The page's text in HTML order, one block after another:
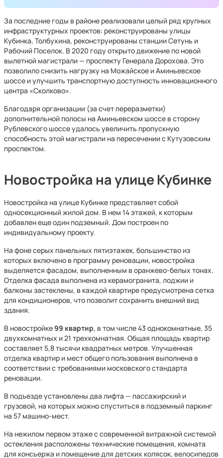
За последние годы в районе реализовали целый ряд крупных
инфраструктурных проектов: реконструированы улицы
Кубинка, Толбухина, реконструированы станции Сетунь и
Рабочий Поселок. В 2020 году открыто движение по новой
вылетной магистрали — проспекту Генерала Дорохова. Это
позволило снизить нагрузку на Можайское и Аминьевское
шоссе и улучшить транспортную доступность инновационного
центра «Сколково».
Благодаря организации (за счет переразметки)
дополнительной полосы на Аминьевском шоссе в сторону
Рублевского шоссе удалось увеличить пропускную
способность этой магистрали на пересечении с Кутузовским
проспектом.
Новостройка на улице Кубинке
Новостройка на улице Кубинке представляет собой
односекционный жилой дом. В нем 14 этажей, к которым
добавлен еще один подземный. Дом построен по
индивидуальному проекту.
На фоне серых панельных пятиэтажек, большинство из
которых включено в программу реновации, новостройка
выделяется фасадом, выполненным в оранжево-белых тонах.
Отделка фасада выполнена из керамогранита, лоджии и
балконы застеклены, в каждой квартире предусмотрена сетка
для кондиционеров, что позволит сохранить внешний вид
здания.
В новостройке99 квартир, в том числе 43 однокомнатные, 35
двухкомнатных и 21 трехкомнатная. Общая площадь квартир
составляет 5,8 тысячи квадратных метров. Улучшенная
отделка квартир и мест общего пользования выполнена в
соответствии с требованиями московского стандарта
реновации.
В подъезде установлены два лифта — пассажирский и
грузовой, на которых можно спуститься в подземный паркинг
на 57 машино-мест.
На нежилом первом этаже с современной витражной системой
остекления расположены технические помещения, комната
для консьержа и помещение для детских колясок, велосипедов